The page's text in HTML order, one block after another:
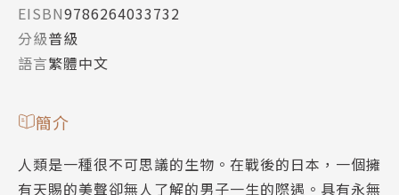
EISBN9786264033732
分級普級
語言繁體中文
簡介
人類是一種很不可思議的生物。在戰後的日本，一個擁
有天賜的美聲卻無人了解的男子一生的際遇。具有永無